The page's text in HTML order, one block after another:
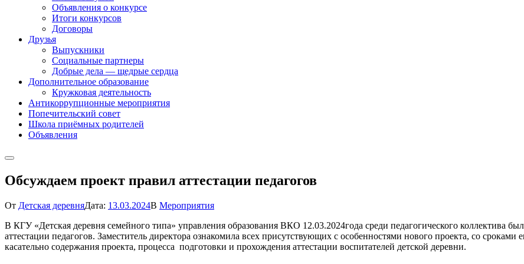
Объявления о конкурсе
Итоги конкурсов
Договоры
Друзья
Выпускники
Социальные партнеры
Добрые дела — щедрые сердца
Дополнительное образование
Кружковая деятельность
Антикоррупционные мероприятия
Попечительский совет
Школа приёмных родителей
Объявления
Обсуждаем проект правил аттестации педагогов
От Детская деревняДата: 13.03.2024В Мероприятия
В КГУ «Детская деревня семейного типа» управления образования ВКО 12.03.2024года среди педагогического коллектива
аттестации педагогов. Заместитель директора ознакомила всех присутствующих с особенностями нового проекта, со
касательно содержания проекта, процесса подготовки и прохождения аттестации воспитателей детской деревни.